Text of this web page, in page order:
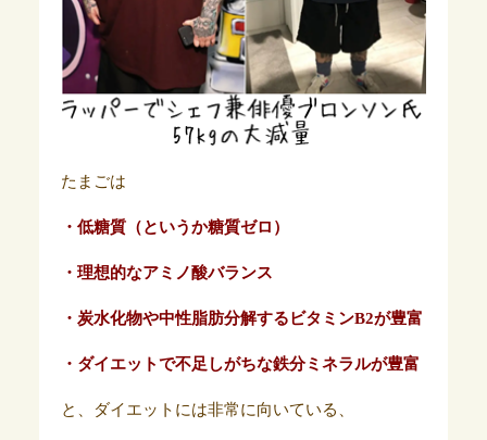
たまごは
・低糖質（というか糖質ゼロ）
・理想的なアミノ酸バランス
・炭水化物や中性脂肪分解するビタミンB2が豊富
・ダイエットで不足しがちな鉄分ミネラルが豊富
と、ダイエットには非常に向いている、